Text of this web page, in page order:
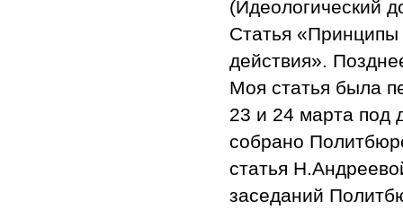
(Идеологический
Статья
действия».
Моя статья была
23 и 24 марта под
собрано
статья
заседаний